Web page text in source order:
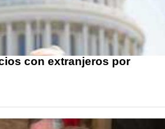
con extranjeros por